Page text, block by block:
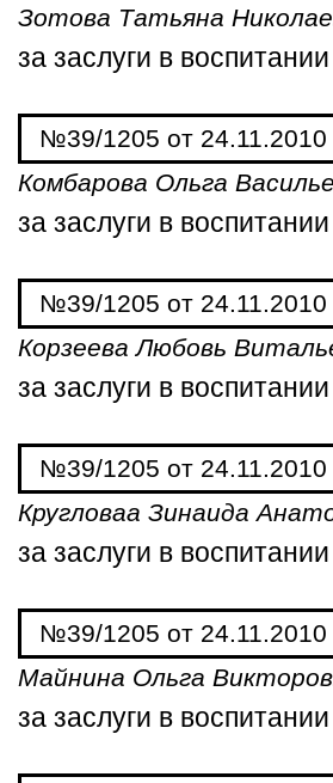
Зотова Татьяна
за заслуги в
№39/1205 от 24.11.2010
Комбарова Ольга
за заслуги в
№39/1205 от 24.11.2010
Корзеева Любовь
за заслуги в
№39/1205 от 24.11.2010
Кругловаа Зинаида
за заслуги в
№39/1205 от 24.11.2010
Майнина Ольга
за заслуги в